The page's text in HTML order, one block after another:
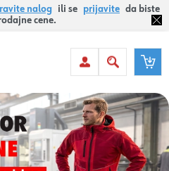
nalog ili se prijavite da biste
cene.